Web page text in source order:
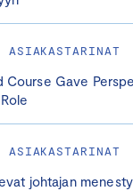
Course Gave
johtajan